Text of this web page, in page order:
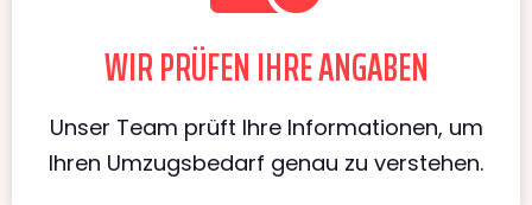
WIR PRÜFEN IHRE ANGABEN
Unser Team prüft Ihre Informationen, um
Ihren Umzugsbedarf genau zu verstehen.